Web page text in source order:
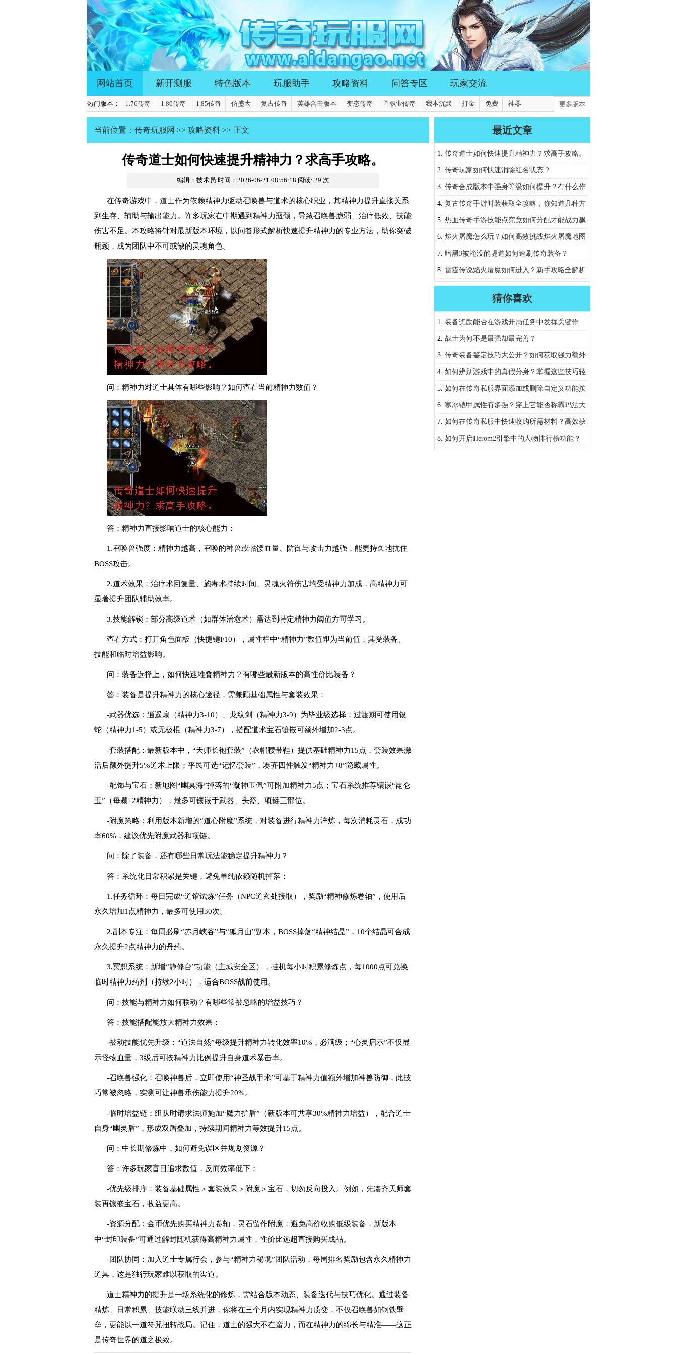
网站首页 新开测服 特色版本 玩服助手 攻略资料 问答专区 玩家交流
热门版本： 1.76传奇 1.80传奇 1.85传奇 仿盛大 复古传奇 英雄合击版本 变态传奇 单职业传奇 我本沉默 打金 免费 神器 更多版本
当前位置： 传奇玩服网 >> 攻略资料 >> 正文
传奇道士如何快速提升精神力？求高手攻略。
编辑：技术员 时间：2026-06-21 08:56:18 阅读: 29 次
在传奇游戏中， 道士作为依赖精神力驱动召唤兽与道术的核心职业，其精神力提升直接关系
到生存、辅助与输出能力。许多玩家在中期遇到精神力瓶颈，导致召唤兽脆弱、治疗低效、技能
伤害不足。本攻略将针对最新版本环境，以问答形式解析快速提升精神力的专业方法，助你突破
瓶颈，成为团队中不可或缺的灵魂角色。
问：精神力对道士具体有哪些影响？如何查看当前精神力数值？
答：精神力直接影响道士的核心能力：
1.召唤兽强度：精神力越高，召唤的神兽或骷髅血量、防御与攻击力越强，能更持久地抗住
BOSS攻击。
2.道术效果：治疗术回复量、施毒术持续时间、灵魂火符伤害均受精神力加成，高精神力可
显著提升团队辅助效率。
3.技能解锁：部分高级道术（如群体治愈术）需达到特定精神力阈值方可学习。
查看方式：打开角色面板（快捷键F10），属性栏中“精神力”数值即为当前值，其受装备、
技能和临时增益影响。
问：装备选择上，如何快速堆叠精神力？有哪些最新版本的高性价比装备？
答：装备是提升精神力的核心途径，需兼顾基础属性与套装效果：
-武器优选：逍遥扇（精神力3-10）、龙纹剑（精神力3-9）为毕业级选择；过渡期可使用银
蛇（精神力1-5）或无极棍（精神力3-7），搭配道术宝石镶嵌可额外增加2-3点。
-套装搭配：最新版本中，“天师长袍套装”（衣帽腰带鞋）提供基础精神力15点，套装效果激
活后额外提升5%道术上限；平民可选“记忆套装”，凑齐四件触发“精神力+8”隐藏属性。
-配饰与宝石：新地图“幽冥海”掉落的“凝神玉佩”可附加精神力5点；宝石系统推荐镶嵌“昆仑
玉”（每颗+2精神力），最多可镶嵌于武器、头盔、项链三部位。
-附魔策略：利用版本新增的“道心附魔”系统，对装备进行精神力淬炼，每次消耗灵石，成功
率60%，建议优先附魔武器和项链。
问：除了装备，还有哪些日常玩法能稳定提升精神力？
答：系统化日常积累是关键，避免单纯依赖随机掉落：
1.任务循环：每日完成“道馆试炼”任务（NPC道玄处接取），奖励“精神修炼卷轴”，使用后
永久增加1点精神力，最多可使用30次。
2.副本专注：每周必刷“赤月峡谷”与“狐月山”副本，BOSS掉落“精神结晶”，10个结晶可合成
永久提升2点精神力的丹药。
3.冥想系统：新增“静修台”功能（主城安全区），挂机每小时积累修炼点，每1000点可兑换
临时精神力药剂（持续2小时），适合BOSS战前使用。
问：技能与精神力如何联动？有哪些常被忽略的增益技巧？
答：技能搭配能放大精神力效果：
-被动技能优先升级：“道法自然”每级提升精神力转化效率10%，必满级；“心灵启示”不仅显
示怪物血量，3级后可按精神力比例提升自身道术暴击率。
-召唤兽强化：召唤神兽后，立即使用“神圣战甲术”可基于精神力值额外增加神兽防御，此技
巧常被忽略，实测可让神兽承伤能力提升20%。
-临时增益链：组队时请求法师施加“魔力护盾”（新版本可共享30%精神力增益），配合道士
自身“幽灵盾”，形成双盾叠加，持续期间精神力等效提升15点。
问：中长期修炼中，如何避免误区并规划资源？
答：许多玩家盲目追求数值，反而效率低下：
-优先级排序：装备基础属性＞套装效果＞附魔＞宝石，切勿反向投入。例如，先凑齐天师套
装再镶嵌宝石，收益更高。
-资源分配：金币优先购买精神力卷轴，灵石留作附魔；避免高价收购低级装备，新版本
中“封印装备”可通过解封随机获得高精神力属性，性价比远超直接购买成品。
-团队协同：加入道士专属行会，参与“精神力秘境”团队活动，每周排名奖励包含永久精神力
道具，这是独行玩家难以获取的渠道。
道士精神力的提升是一场系统化的修炼，需结合版本动态、装备迭代与技巧优化。通过装备
精炼、日常积累、技能联动三线并进，你将在三个月内实现精神力质变，不仅召唤兽如钢铁壁
垒，更能以一道符咒扭转战局。记住，道士的强大不在蛮力，而在精神力的绵长与精准——这正
是传奇世界的道之极致。
最近文章
1. 传奇道士如何快速提升精神力？求高手攻略。
2. 传奇玩家如何快速消除红名状态？
3. 传奇合成版本中强身等级如何提升？有什么作
用？
4. 复古传奇手游时装获取全攻略，你知道几种方
法？
5. 热血传奇手游技能点究竟如何分配才能战力飙
升？
6. 焰火屠魔怎么玩？如何高效挑战焰火屠魔地图
获取奖励？
7. 暗黑3被淹没的堤道如何速刷传奇装备？
8. 雷霆传说焰火屠魔如何进入？新手攻略全解析
猜你喜欢
1. 装备奖励能否在游戏开局任务中发挥关键作
用？
2. 战士为何不是最强却最完善？
3. 传奇装备鉴定技巧大公开？如何获取强力额外
属性？
4. 如何辨别游戏中的真假分身？掌握这些技巧轻
松识破
5. 如何在传奇私服界面添加或删除自定义功能按
钮？
6. 寒冰铠甲属性有多强？穿上它能否称霸玛法大
陆？
7. 如何在传奇私服中快速收购所需材料？高效获
取攻略分享
8. 如何开启Herom2引擎中的人物排行榜功能？